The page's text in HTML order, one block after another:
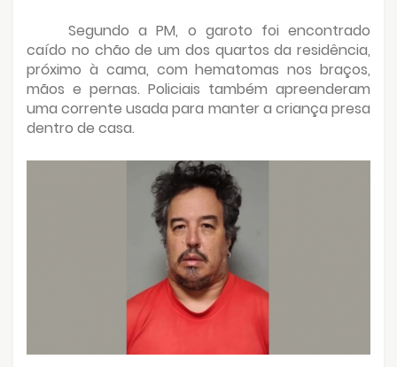
Segundo a PM, o garoto foi encontrado
caído no chão de um dos quartos da residência,
próximo à cama, com hematomas nos braços,
mãos e pernas. Policiais também apreenderam
uma corrente usada para manter a criança presa
dentro de casa.